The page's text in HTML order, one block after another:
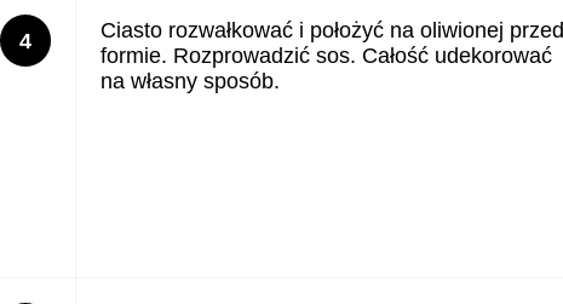
4
Ciasto rozwałkować i położyć na oliwionej przed
formie. Rozprowadzić sos. Całość udekorować
na własny sposób.